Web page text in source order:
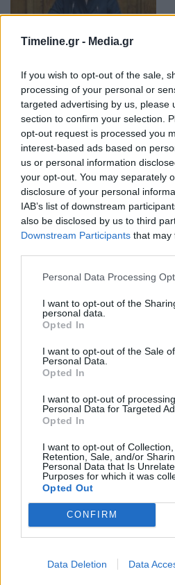
Timeline.gr - Media.gr
If you wish to opt-out of the sale,
processing of your personal or
targeted advertising by us, please
section to confirm your selection.
opt-out request is processed you
interest-based ads based on
us or personal information
your opt-out. You may separately
disclosure of your personal
IAB’s list of downstream
also be disclosed by us to third
Downstream Participants that may
Personal Data Processing
I want to opt-out of the
personal data.
Opted In
I want to opt-out of the Sale
Personal Data.
Opted In
I want to opt-out of
Personal Data for Targeted
Opted In
I want to opt-out of Collection,
Retention, Sale, and/or
Personal Data that Is
Purposes for which it was
Opted Out
CONFIRM
Data Deletion Data
ευρύτερης περιοχής της
της Ακαδημίας Πλάτωνος
12:43 - 29 Μαρτίου 2023
Απαντώντας σε επίκαιρη
Με τον πάπα Φραγκίσκο
Μενδώνη – Του επέδωσε
πρωθυπουργού
15:45 - 27 Μαρτίου 2023
Μενδώνη δώρισε στον Πάπα
μαρμάρινου αγάλματος του
γνωστού ως «το Προσφυγάκι»
Ξέσπασε πόλεμος για τις
Μενδώνη κατά Τσίπρα,
19:02 - 9 Φεβρουαρίου 2023